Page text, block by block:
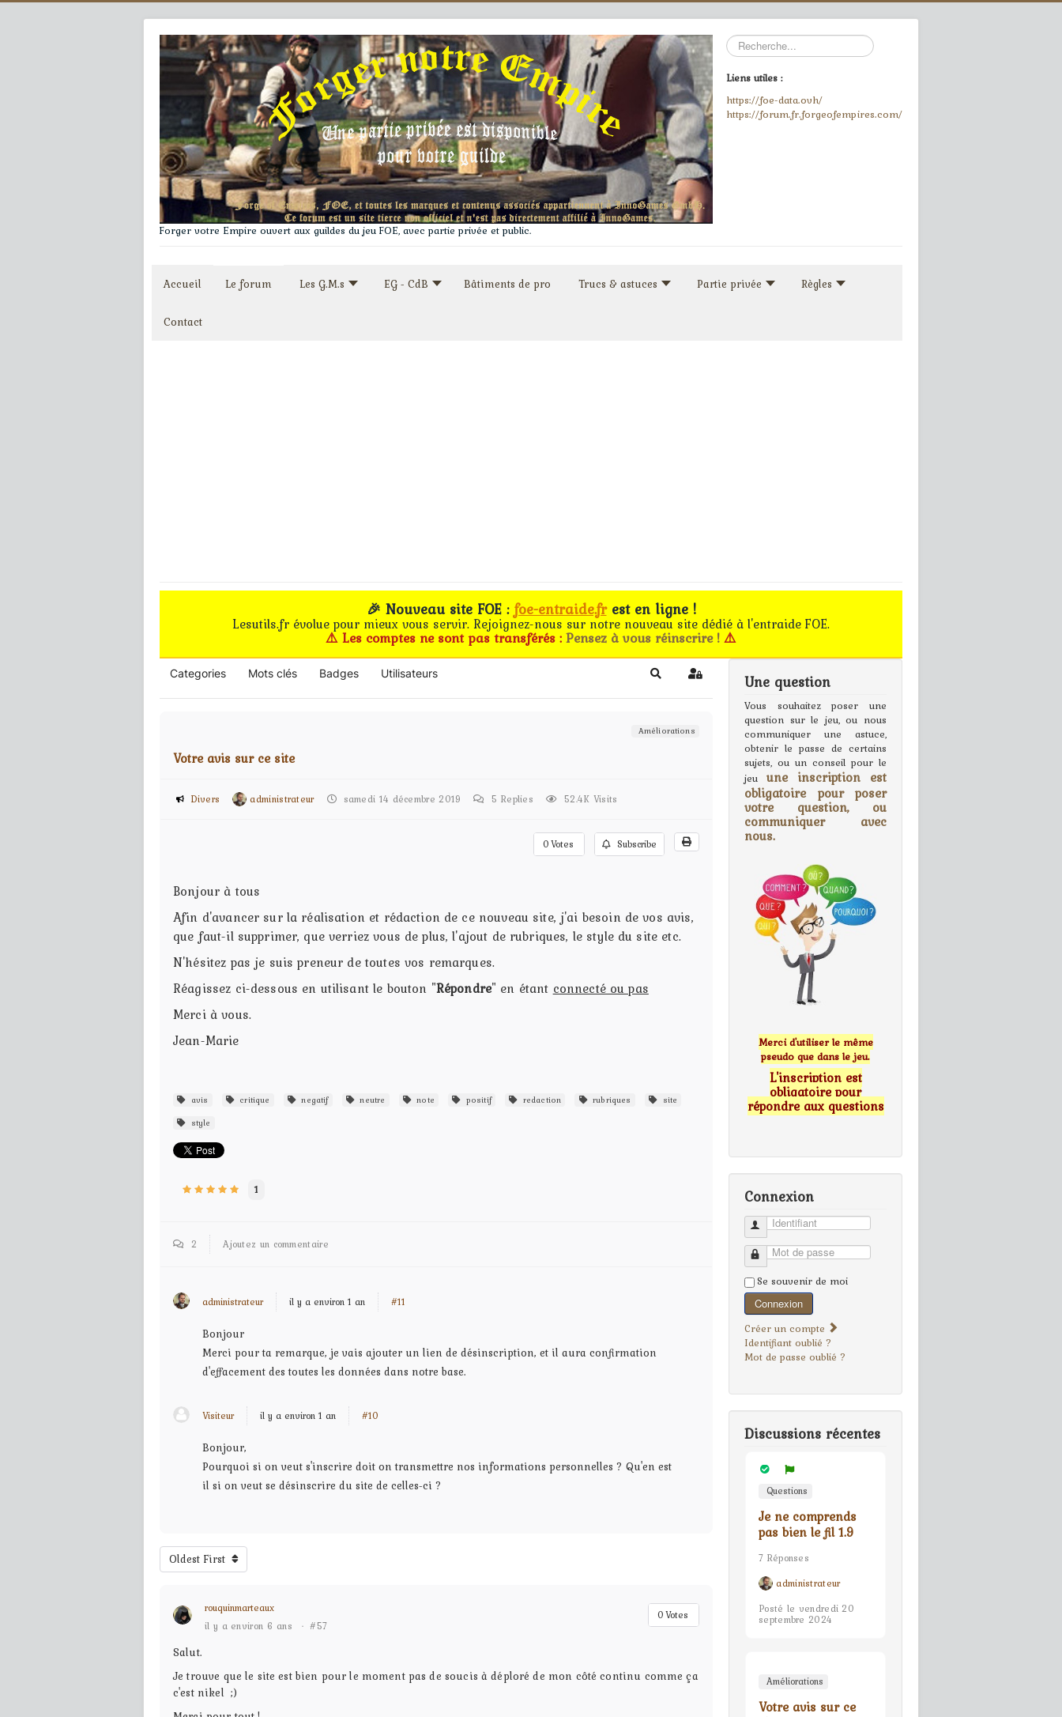
Forger votre Empire ouvert aux guildes du jeu FOE, avec partie privée et public.
Rechercher
Liens utiles :
https://foe-data.ovh/
https://forum.fr.forgeofempires.com/
Accueil Le forum Les G.M.s EG - CdB Bâtiments de pro Trucs & astuces Partie privée Règles
Contact
🎉 Nouveau site FOE :foe-entraide.frest en ligne !
Lesutils.fr évolue pour mieux vous servir. Rejoignez-nous sur notre nouveau site dédié à l'entraide FOE.
⚠️ Les comptes ne sont pas transférés :Pensez à vous réinscrire !⚠️
Categories Mots clés Badges Utilisateurs Search Sign In
Améliorations
Votre avis sur ce site
Divers administrateur samedi 14 décembre 2019 5 Replies 52.4K Visits
0Votes Subscribe
Bonjour à tous
Afin d'avancer sur la réalisation et rédaction de ce nouveau site, j'ai besoin de vos avis,
que faut-il supprimer, que verriez vous de plus, l'ajout de rubriques, le style du site etc.
N'hésitez pas je suis preneur de toutes vos remarques.
Réagissez ci-dessous en utilisant le bouton "Répondre" en étant connecté ou pas
Merci à vous.
Jean-Marie
avis critique negatif neutre note positif redaction rubriques
site
style
1
2 Ajoutez un commentaire
administrateur il y a environ 1 an #11
Bonjour
Merci pour ta remarque, je vais ajouter un lien de désinscription, et il aura confirmation
d'effacement des toutes les données dans notre base.
Visiteur il y a environ 1 an #10
Bonjour,
Pourquoi si on veut s'inscrire doit on transmettre nos informations personnelles ? Qu'en est
il si on veut se désinscrire du site de celles-ci ?
Oldest First
rouquinmarteaux
il y a environ 6 ans
· #57
0Votes
Salut.
Je trouve que le site est bien pour le moment pas de soucis à déploré de mon côté continu comme ça
c'est nikel ;)
Une question
Vous souhaitez poser une
question sur le jeu, ou nous
communiquer une astuce,
obtenir le passe de certains
sujets, ou un conseil pour le
jeu une inscription est
obligatoire pour poser
votre question, ou
communiquer avec
nous.
Merci d'utiliser le même
pseudo que dans le jeu.
L'inscription est
obligatoire pour
répondre aux questions
Connexion
Identifiant
Mot de passe
Se souvenir de moi
Connexion
Créer un compte
Identifiant oublié ?
Mot de passe oublié ?
Discussions récentes
Questions
Je ne comprends
pas bien le fil 1.9
7 Réponses
administrateur
Posté le vendredi 20
septembre 2024
Améliorations
Votre avis sur ce